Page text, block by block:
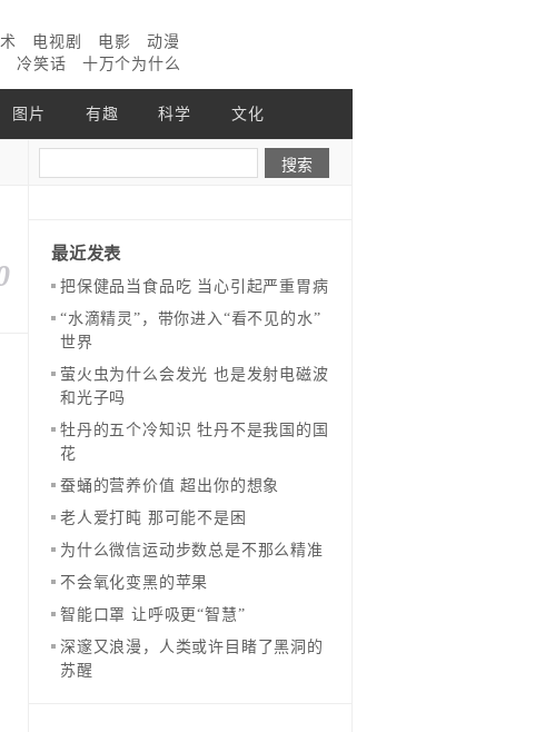
电视剧 电影
动漫
冷笑话 十万个为什么
图片 有趣 科学 文化
最近发表
把保健品当食品吃 当心引起严重胃病
“水滴精灵”，带你进入“看不见的水”
世界
萤火虫为什么会发光 也是发射电磁波
和光子吗
牡丹的五个冷知识 牡丹不是我国的国
花
蚕蛹的营养价值 超出你的想象
老人爱打盹 那可能不是困
为什么微信运动步数总是不那么精准
不会氧化变黑的苹果
智能口罩 让呼吸更“智慧”
深邃又浪漫，人类或许目睹了黑洞的
苏醒